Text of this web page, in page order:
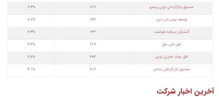
آخرین اخبار شرکت